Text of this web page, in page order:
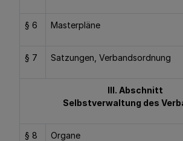
§ 6 Masterpläne
§ 7 Satzungen, Verbandsordnung
III. Abschnitt
Selbstverwaltung des
§ 8 Organe